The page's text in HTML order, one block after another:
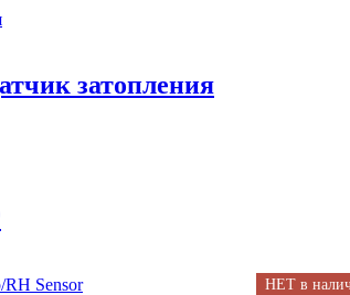
затопления
НЕТ в